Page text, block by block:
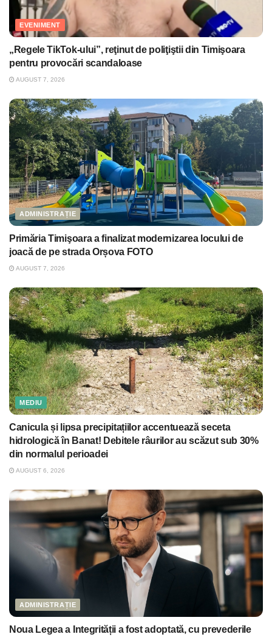
EVENIMENT
„Regele TikTok-ului”, reţinut de poliţiştii din Timişoara
pentru provocări scandaloase
AUGUST 7, 2026
ADMINISTRAȚIE
Primăria Timişoara a finalizat modernizarea locului de
joacă de pe strada Orșova FOTO
AUGUST 7, 2026
MEDIU
Canicula și lipsa precipitațiilor accentuează seceta
hidrologică în Banat! Debitele râurilor au scăzut sub 30%
din normalul perioadei
AUGUST 6, 2026
ADMINISTRAȚIE
Noua Legea a Integrității a fost adoptată, cu prevederile